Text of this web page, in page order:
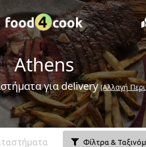
Athens
για delivery(Αλλαγή
Φίλτρα &